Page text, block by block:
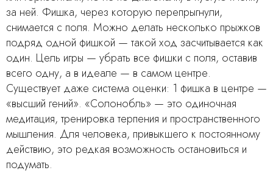
за ней. Фишка, через которую перепрыгнули,
снимается с поля. Можно делать несколько прыжков
подряд одной фишкой — такой ход засчитывается как
один. Цель игры — убрать все фишки с поля, оставив
всего одну, а в идеале — в самом центре.
Существует даже система оценки: 1 фишка в центре —
«высший гений». «Солонобль» — это одиночная
медитация, тренировка терпения и пространственного
мышления. Для человека, привыкшего к постоянному
действию, это редкая возможность остановиться и
подумать.